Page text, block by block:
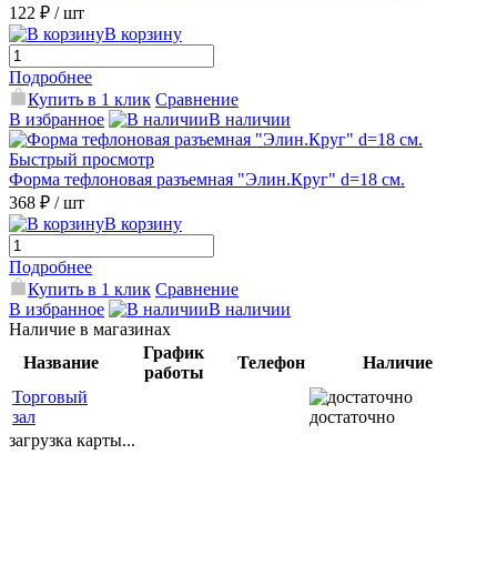
122 ₽ / шт
В корзину
Подробнее
Купить в 1 клик Сравнение
В избранное
В наличии
Быстрый просмотр
Форма тефлоновая разъемная "Элин.Круг" d=18 см.
368 ₽ / шт
В корзину
Подробнее
Купить в 1 клик Сравнение
В избранное
В наличии
Наличие в магазинах
Название
График
работы
Телефон
Наличие
Торговый
зал
достаточно
загрузка карты...